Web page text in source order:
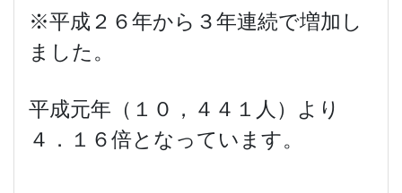
※平成２６年から３年連続で増加し
ました。
平成元年（１０，４４１人）より
４．１６倍となっています。